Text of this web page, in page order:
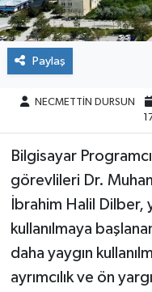
Paylaş
NECMETTİN DURSUN
Bilgisayar
görevlileri Dr.
İbrahim Halil Dilber,
kullanılmaya
daha yaygın
ayrımcılık ve ön